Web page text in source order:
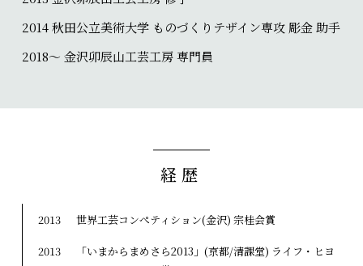
2014 秋田公立美術大学 ものづくりテザイン専攻 彫金 助手
2018〜 金沢卯辰山工芸工房 専門員
経歴
2013 世界工芸コンぺティション(金沢) 宗桂会賞
2013
「いまからまめさら2013」(京都/清課堂) ライフ・ヒヨ